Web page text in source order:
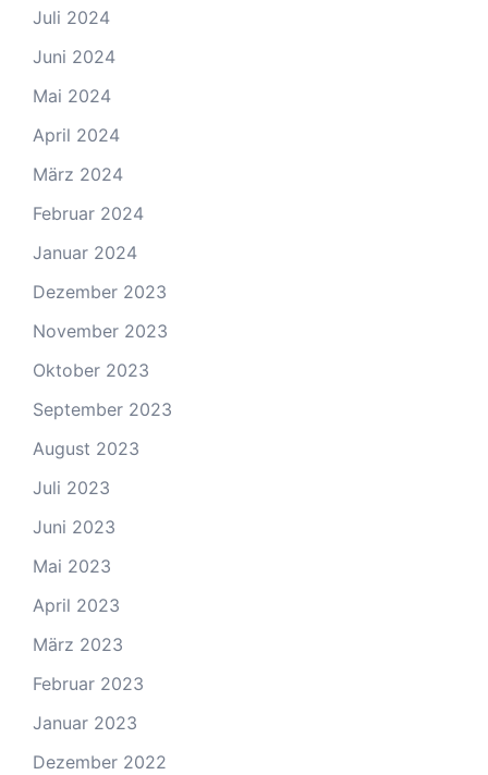
Juli 2024
Juni 2024
Mai 2024
April 2024
März 2024
Februar 2024
Januar 2024
Dezember 2023
November 2023
Oktober 2023
September 2023
August 2023
Juli 2023
Juni 2023
Mai 2023
April 2023
März 2023
Februar 2023
Januar 2023
Dezember 2022